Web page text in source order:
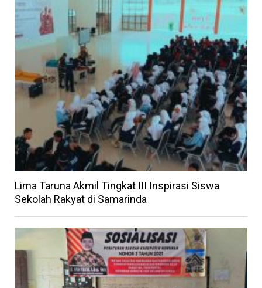
Lima Taruna Akmil Tingkat III Inspirasi Siswa
Sekolah Rakyat di Samarinda